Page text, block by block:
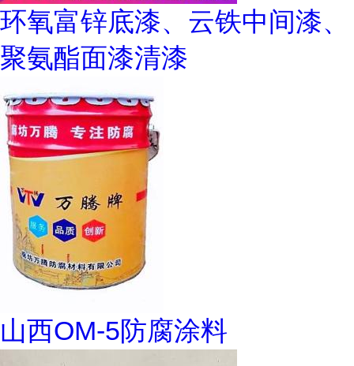
环氧富锌底漆、云铁中间漆、
聚氨酯面漆清漆
山西OM-5防腐涂料